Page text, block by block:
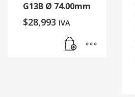
G13B Ø 74.00mm
$28,993 IVA